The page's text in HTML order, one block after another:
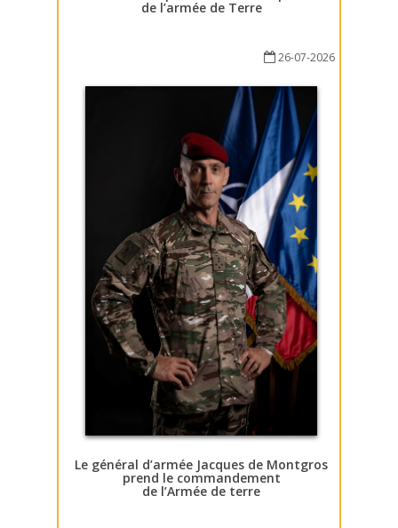
de l’armée de Terre
26-07-2026
Le général d’armée Jacques de Montgros
prend le commandement
de l’Armée de terre